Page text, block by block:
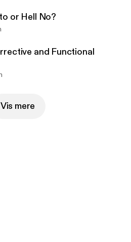
or Hell No?
and Functional
Vis mere